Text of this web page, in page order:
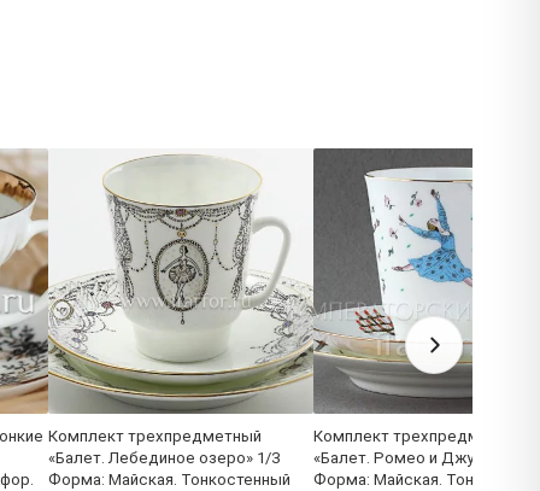
Комплект трехпредметный
«Балет. Лебединое озеро» 1/3
Форма: Майская. Тонкостенный
Комплект трехпредметный
«Балет. Ромео и Джульетта»
Форма: Майская.